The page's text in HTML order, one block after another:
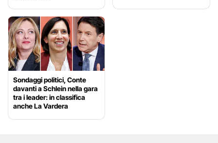
Sondaggi politici, Conte
davanti a Schlein nella gara
tra i leader: in classifica
anche La Vardera